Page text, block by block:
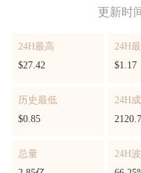
更新时
24H最高
$27.42
24H
$1.17
历史最低
$0.85
24H
总量
24H